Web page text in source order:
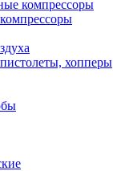
компрессоры
хопперы